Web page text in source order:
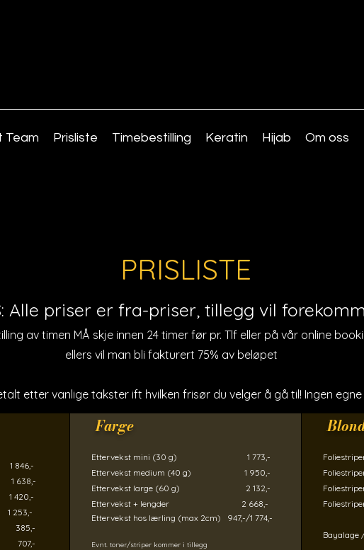
Team Prisliste Timebestilling Keratin Hijab Om oss
PRISLISTE
Alle priser er fra-priser, tillegg vil
av timen MÅ skje innen 24 timer før pr. Tlf eller på vår online
ellers vil man bli fakturert 75% av beløpet
etter vanlige takster ift hvilken frisør du velger å gå til! Ingen
Farge
Ettervekst mini (30 g) 1 773,-
Ettervekst medium (40 g) 1 950,-
Ettervekst large (60 g) 2 132,-
​Ettervekst + lengder ​ 2 668,-
Ettervekst hos lærling (max 2cm) 947,-/1 774,-​
Evnt. toner/striper kommer i tillegg